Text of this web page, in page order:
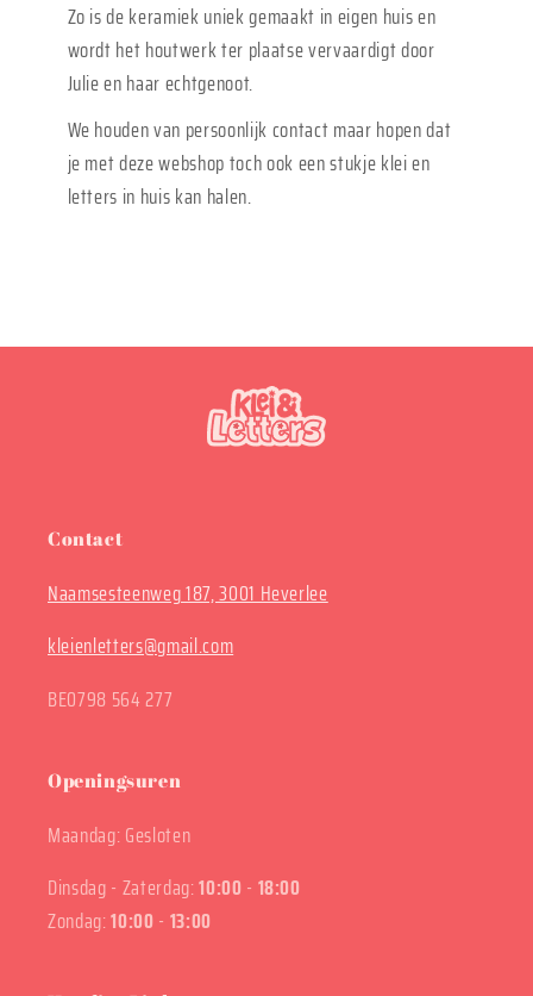
Zo is de keramiek uniek gemaakt in eigen huis en
wordt het houtwerk ter plaatse vervaardigt door
Julie en haar echtgenoot.
We houden van persoonlijk contact maar hopen dat
je met deze webshop toch ook een stukje klei en
letters in huis kan halen.
Contact
Naamsesteenweg 187, 3001 Heverlee
kleienletters@gmail.com
BE0798 564 277
Openingsuren
Maandag: Gesloten
Dinsdag - Zaterdag:10:00 - 18:00
Zondag:10:00 - 13:00